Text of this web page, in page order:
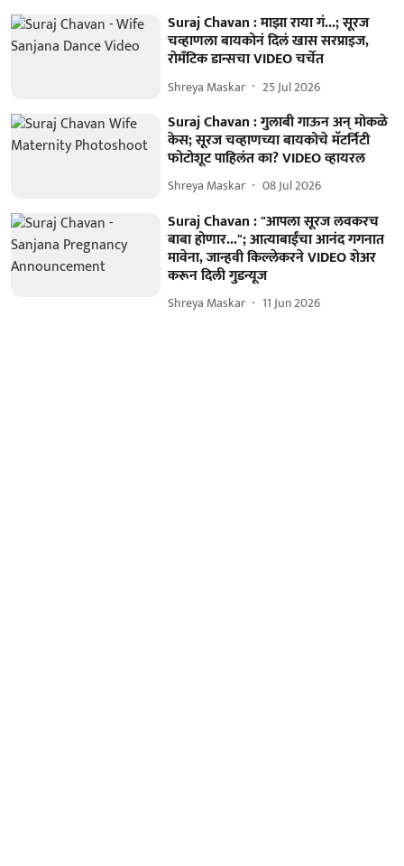
Suraj Chavan : माझा राया गं...; सूरज
चव्हाणला बायकोनं दिलं खास सरप्राइज,
रोमँटिक डान्सचा VIDEO चर्चेत
Shreya Maskar 25 Jul 2026
Suraj Chavan : गुलाबी गाऊन अन् मोकळे
केस; सूरज चव्हाणच्या बायकोचे मॅटर्निटी
फोटोशूट पाहिलंत का? VIDEO व्हायरल
Shreya Maskar 08 Jul 2026
Suraj Chavan : "आपला सूरज लवकरच
बाबा होणार..."; आत्याबाईंचा आनंद गगनात
मावेना, जान्हवी किल्लेकरने VIDEO शेअर
करून दिली गुडन्यूज
Shreya Maskar 11 Jun 2026